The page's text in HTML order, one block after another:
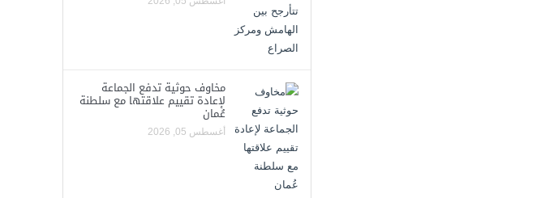
مخاوف حوثية تدفع الجماعة
لإعادة تقييم علاقتها مع سلطنة
عُمان
أغسطس 05, 2026